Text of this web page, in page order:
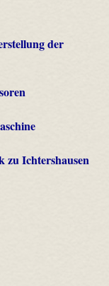
der
zu Ichtershausen